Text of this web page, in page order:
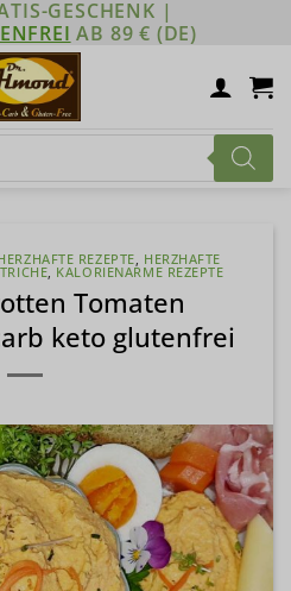
GESCHENK |
AB 89 € (DE)
REZEPTE, HERZHAFTE
, KALORIENARME REZEPTE
Tomaten
keto glutenfrei